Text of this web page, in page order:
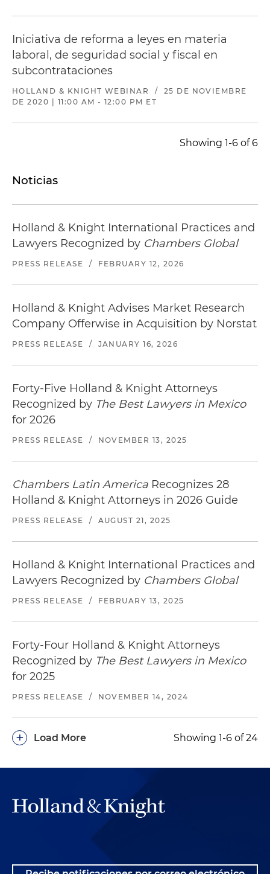
Iniciativa de reforma a leyes en materia
laboral, de seguridad social y fiscal en
subcontrataciones
HOLLAND & KNIGHT WEBINAR /
25 DE NOVIEMBRE
DE 2020 | 11:00 AM - 12:00 PM ET
Showing 1-6 of 6
Noticias
Holland & Knight International Practices and
Lawyers Recognized by Chambers Global
PRESS RELEASE / FEBRUARY 12, 2026
Holland & Knight Advises Market Research
Company Offerwise in Acquisition by Norstat
PRESS RELEASE / JANUARY 16, 2026
Forty-Five Holland & Knight Attorneys
Recognized by The Best Lawyers in Mexico
for 2026
PRESS RELEASE / NOVEMBER 13, 2025
Chambers Latin America Recognizes 28
Holland & Knight Attorneys in 2026 Guide
PRESS RELEASE / AUGUST 21, 2025
Holland & Knight International Practices and
Lawyers Recognized by Chambers Global
PRESS RELEASE / FEBRUARY 13, 2025
Forty-Four Holland & Knight Attorneys
Recognized by The Best Lawyers in Mexico
for 2025
PRESS RELEASE / NOVEMBER 14, 2024
Load More
+ Showing 1-6 of 24